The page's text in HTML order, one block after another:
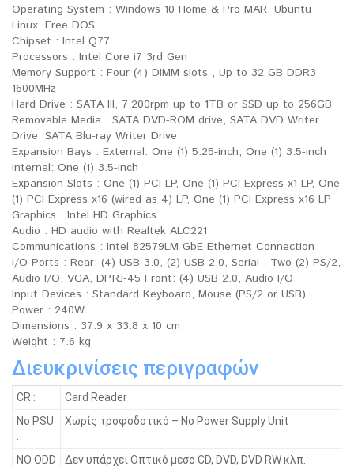
Operating System : Windows 10 Home & Pro MAR, Ubuntu
Linux, Free DOS
Chipset : Intel Q77
Processors : Intel Core i7 3rd Gen
Memory Support : Four (4) DIMM slots , Up to 32 GB DDR3
1600MHz
Hard Drive : SATA III, 7.200rpm up to 1TB or SSD up to 256GB
Removable Media : SATA DVD-ROM drive, SATA DVD Writer
Drive, SATA Blu-ray Writer Drive
Expansion Bays : External: One (1) 5.25-inch, One (1) 3.5-inch
Internal: One (1) 3.5-inch
Expansion Slots : One (1) PCI LP, One (1) PCI Express x1 LP, One
(1) PCI Express x16 (wired as 4) LP, One (1) PCI Express x16 LP
Graphics : Intel HD Graphics
Audio : HD audio with Realtek ALC221
Communications : Intel 82579LM GbE Ethernet Connection
I/O Ports : Rear: (4) USB 3.0, (2) USB 2.0, Serial , Two (2) PS/2,
Audio I/O, VGA, DP,RJ-45 Front: (4) USB 2.0, Audio I/O
Input Devices : Standard Keyboard, Mouse (PS/2 or USB)
Power : 240W
Dimensions : 37.9 x 33.8 x 10 cm
Weight : 7.6 kg
Διευκρινίσεις περιγραφών
CR :
Card Reader
No PSU
:
Χωρίς τροφοδοτικό – No Power Supply Unit
NO ODD
Δεν υπάρχει Οπτικό μεσο CD, DVD, DVD RW κλπ.